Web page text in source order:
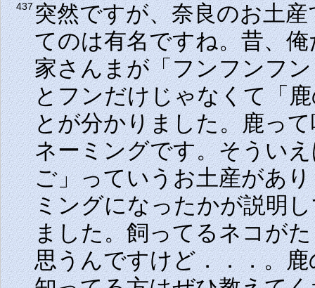
437突然ですが、奈良のお土
てのは有名ですね。昔、
家さんまが「フンフンフ
とフンだけじゃなくて「
とが分かりました。鹿っ
ネーミングです。そうい
ご」っていうお土産があ
ミングになったかが説明
ました。飼ってるネコが
思うんですけど．．．。